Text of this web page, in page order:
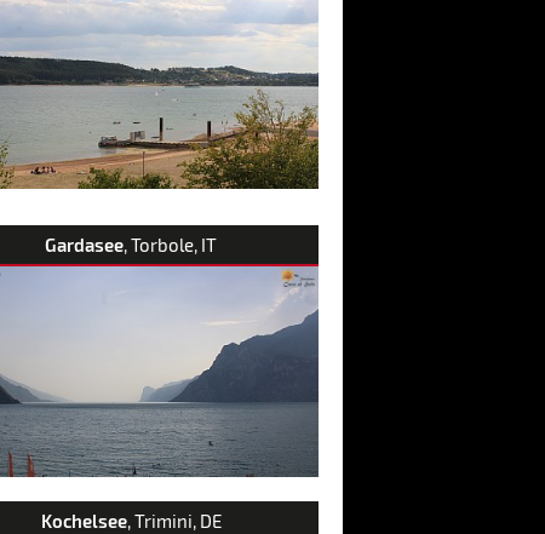
Gardasee, Torbole, IT
Kochelsee, Trimini, DE